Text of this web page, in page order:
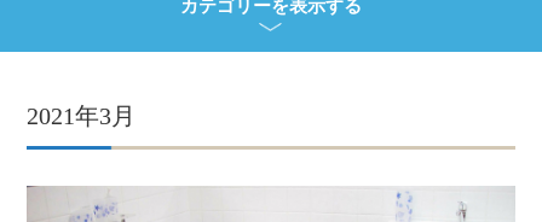
カテゴリーを表示する
2021年3月